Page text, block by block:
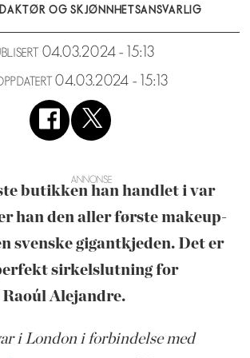
OG SKJØNNHETSANSVARLIG
04.03.2024 - 15:13
04.03.2024 - 15:13
butikken han handlet i var
han den aller første makeup-
svenske gigantkjeden. Det er
sirkelslutning for
Alejandre.
i London i forbindelse med